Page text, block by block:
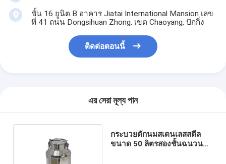
ชั้น 16 ยูนิต B อาคาร Jiatai International Mansion เลข
ที่ 41 ถนน Dongsihuan Zhong, เขต Chaoyang, ปักกิ่ง
ติดต่อตอนนี้
এর সেরা মূল্য পান
กระบวยตักนมสเตนเลสสตีล
ขนาด 50 ลิตรสองชั้นฉนวน